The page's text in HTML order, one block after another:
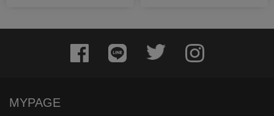
MYPAGE